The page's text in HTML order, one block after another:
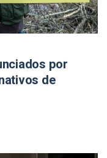
por
de